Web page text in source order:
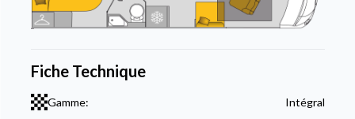
Fiche Technique
Gamme: Intégral